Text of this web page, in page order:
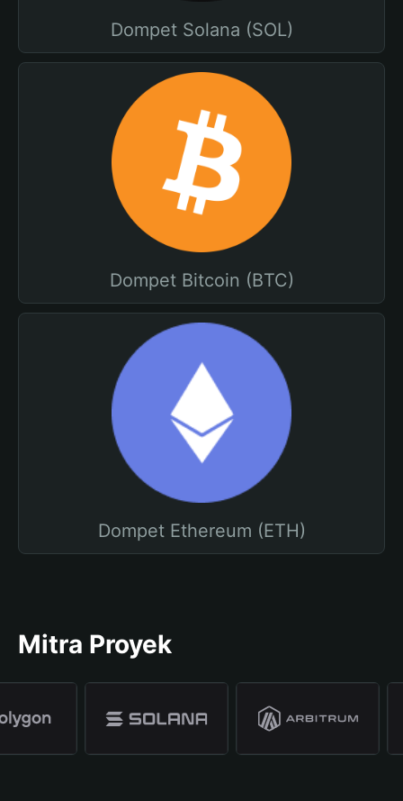
Dompet Solana (SOL)
Dompet Bitcoin (BTC)
Dompet Ethereum (ETH)
Mitra Proyek